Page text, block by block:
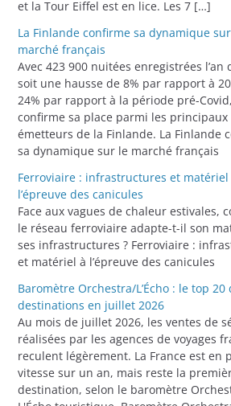
et la Tour Eiffel est en lice. Les 7 […]
La Finlande confirme sa dynamique
marché français
Avec 423 900 nuitées enregistrées l’an
soit une hausse de 8% par rapport à
24% par rapport à la période pré-
confirme sa place parmi les principaux
émetteurs de la Finlande. La Finlande
sa dynamique sur le marché français
Ferroviaire : infrastructures et matériel
l’épreuve des canicules
Face aux vagues de chaleur estivales,
le réseau ferroviaire adapte-t-il son
ses infrastructures ? Ferroviaire :
et matériel à l’épreuve des canicules
Baromètre Orchestra/L’Écho : le top 20
destinations en juillet 2026
Au mois de juillet 2026, les ventes de
réalisées par les agences de voyages
reculent légèrement. La France est en
vitesse sur un an, mais reste la
destination, selon le baromètre